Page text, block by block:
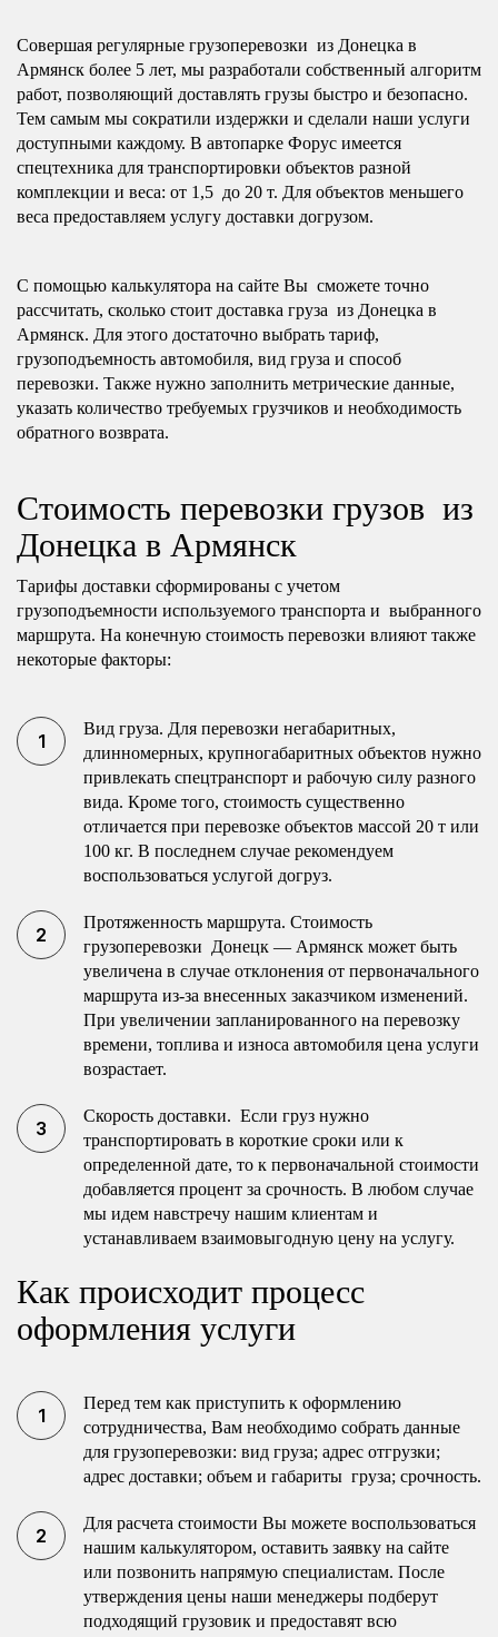
Совершая регулярные грузоперевозки из Донецка в
Армянск более 5 лет, мы разработали собственный алгоритм
работ, позволяющий доставлять грузы быстро и безопасно.
Тем самым мы сократили издержки и сделали наши услуги
доступными каждому. В автопарке Форус имеется
спецтехника для транспортировки объектов разной
комплекции и веса: от 1,5 до 20 т. Для объектов меньшего
веса предоставляем услугу доставки догрузом.
С помощью калькулятора на сайте Вы сможете точно
рассчитать, сколько стоит доставка груза из Донецка в
Армянск. Для этого достаточно выбрать тариф,
грузоподъемность автомобиля, вид груза и способ
перевозки. Также нужно заполнить метрические данные,
указать количество требуемых грузчиков и необходимость
обратного возврата.
Стоимость перевозки грузов из
Донецка в Армянск
Тарифы доставки сформированы с учетом
грузоподъемности используемого транспорта и выбранного
маршрута. На конечную стоимость перевозки влияют также
некоторые факторы:
Вид груза. Для перевозки негабаритных,
длинномерных, крупногабаритных объектов нужно
привлекать спецтранспорт и рабочую силу разного
вида. Кроме того, стоимость существенно
отличается при перевозке объектов массой 20 т или
100 кг. В последнем случае рекомендуем
воспользоваться услугой догруз.
Протяженность маршрута. Стоимость
грузоперевозки Донецк — Армянск может быть
увеличена в случае отклонения от первоначального
маршрута из-за внесенных заказчиком изменений.
При увеличении запланированного на перевозку
времени, топлива и износа автомобиля цена услуги
возрастает.
Скорость доставки. Если груз нужно
транспортировать в короткие сроки или к
определенной дате, то к первоначальной стоимости
добавляется процент за срочность. В любом случае
мы идем навстречу нашим клиентам и
устанавливаем взаимовыгодную цену на услугу.
Как происходит процесс
оформления услуги
Перед тем как приступить к оформлению
сотрудничества, Вам необходимо собрать данные
для грузоперевозки: вид груза; адрес отгрузки;
адрес доставки; объем и габариты груза; срочность.
Для расчета стоимости Вы можете воспользоваться
нашим калькулятором, оставить заявку на сайте
или позвонить напрямую специалистам. После
утверждения цены наши менеджеры подберут
подходящий грузовик и предоставят всю